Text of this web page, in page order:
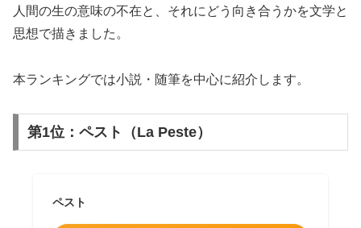
人間の生の意味の不在と、それにどう向き合うかを文学と
思想で描きました。
本ランキングでは小説・随筆を中心に紹介します。
第1位：ペスト（La Peste）
ペスト